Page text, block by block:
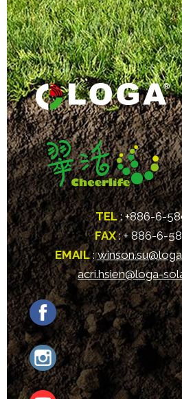
TEL: +886-6-
FAX: + 886-6-
EMAIL:
acri.hsien@loga-